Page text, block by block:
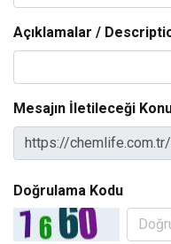
Açıklamalar /
Mesajın İletileceği
Doğrulama Kodu